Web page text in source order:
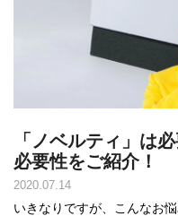
「ノベルティ」は
必要性をご紹介！
2020.07.14
いきなりですが、こんなお